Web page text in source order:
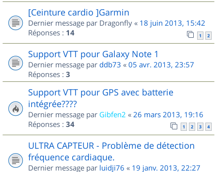
[Ceinture cardio ]Garmin
Dernier message par Dragonfly « 18 juin 2013, 15:42
Réponses : 14 1 2
Support VTT pour Galaxy Note 1
Dernier message par ddb73 « 05 avr. 2013, 23:57
Réponses : 3
Support VTT pour GPS avec batterie
intégrée????
Dernier message par Gibfen2 « 26 mars 2013, 19:16
Réponses : 34 1 2 3 4
ULTRA CAPTEUR - Problème de détection
fréquence cardiaque.
Dernier message par luidji76 « 19 janv. 2013, 22:27